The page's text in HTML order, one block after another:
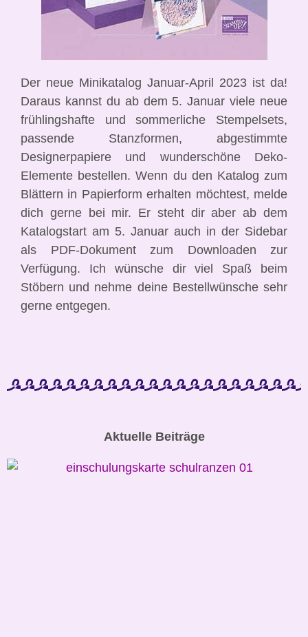
Der neue Minikatalog Januar-April 2023 ist da!
Daraus kannst du ab dem 5. Januar viele neue
frühlingshafte und sommerliche Stempelsets,
passende Stanzformen, abgestimmte
Designerpapiere und wunderschöne Deko-
Elemente bestellen. Wenn du den Katalog zum
Blättern in Papierform erhalten möchtest, melde
dich gerne bei mir. Er steht dir aber ab dem
Katalogstart am 5. Januar auch in der Sidebar
als PDF-Dokument zum Downloaden zur
Verfügung. Ich wünsche dir viel Spaß beim
Stöbern und nehme deine Bestellwünsche sehr
gerne entgegen.
Aktuelle Beiträge